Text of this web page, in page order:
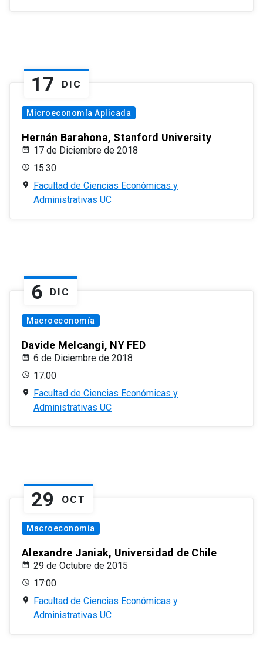
17 DIC
Microeconomía Aplicada
Hernán Barahona, Stanford University
17 de Diciembre de 2018
15:30
Facultad de Ciencias Económicas y
Administrativas UC
6 DIC
Macroeconomía
Davide Melcangi, NY FED
6 de Diciembre de 2018
17:00
Facultad de Ciencias Económicas y
Administrativas UC
29 OCT
Macroeconomía
Alexandre Janiak, Universidad de Chile
29 de Octubre de 2015
17:00
Facultad de Ciencias Económicas y
Administrativas UC